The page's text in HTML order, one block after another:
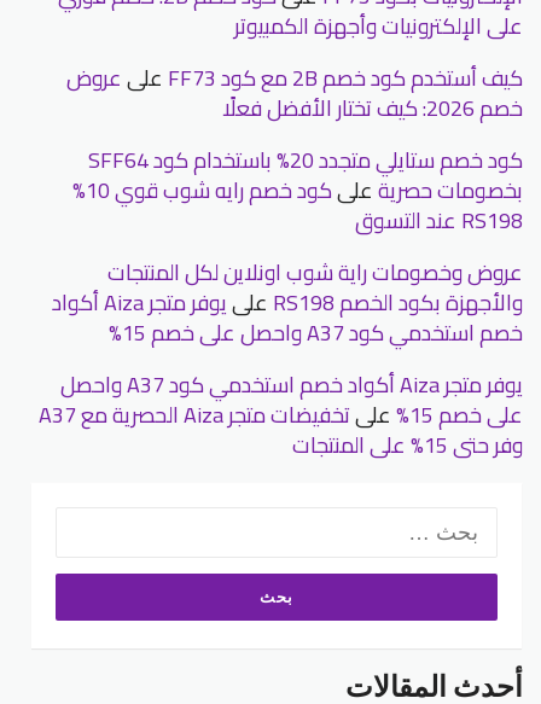
على الإلكترونيات وأجهزة الكمبيوتر
كيف أستخدم كود خصم 2B مع كود FF73
علىعروض
خصم 2026: كيف تختار الأفضل فعلًا
كود خصم ستايلي متجدد 20% باستخدام كود SFF64
بخصومات حصريةعلى كود خصم رايه شوب قوي 10%
RS198 عند التسوق
عروض وخصومات راية شوب اونلاين لكل المنتجات
والأجهزة بكود الخصم RS198 على يوفر متجر Aiza أكواد
خصم استخدمي كود A37 واحصل على خصم 15%
يوفر متجر Aiza أكواد خصم استخدمي كود A37 واحصل
على خصم 15% على تخفيضات متجر Aiza الحصرية مع A37
وفر حتى 15% على المنتجات
البحث
عن:
أحدث المقالات